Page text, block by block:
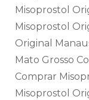
Misoprostol
Misoprostol
Original
Mato Grosso
Comprar
Misoprostol